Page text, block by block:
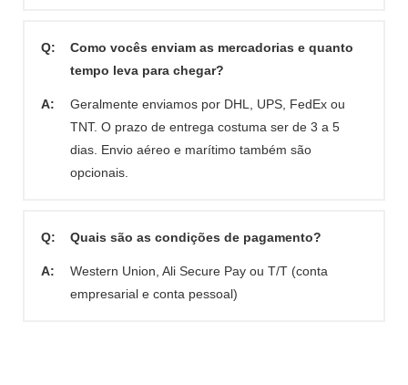
Q:
Como vocês enviam as mercadorias e quanto
tempo leva para chegar?
A:
Geralmente enviamos por DHL, UPS, FedEx ou
TNT. O prazo de entrega costuma ser de 3 a 5
dias. Envio aéreo e marítimo também são
opcionais.
Q: Quais são as condições de pagamento?
A:
Western Union, Ali Secure Pay ou T/T (conta
empresarial e conta pessoal)